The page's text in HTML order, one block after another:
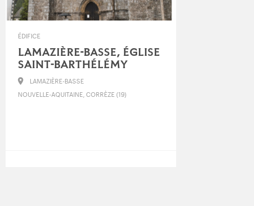
ÉDIFICE
LAMAZIÈRE-BASSE, ÉGLISE
SAINT-BARTHÉLÉMY
LAMAZIÈRE-BASSE
NOUVELLE-AQUITAINE, CORRÈZE (19)